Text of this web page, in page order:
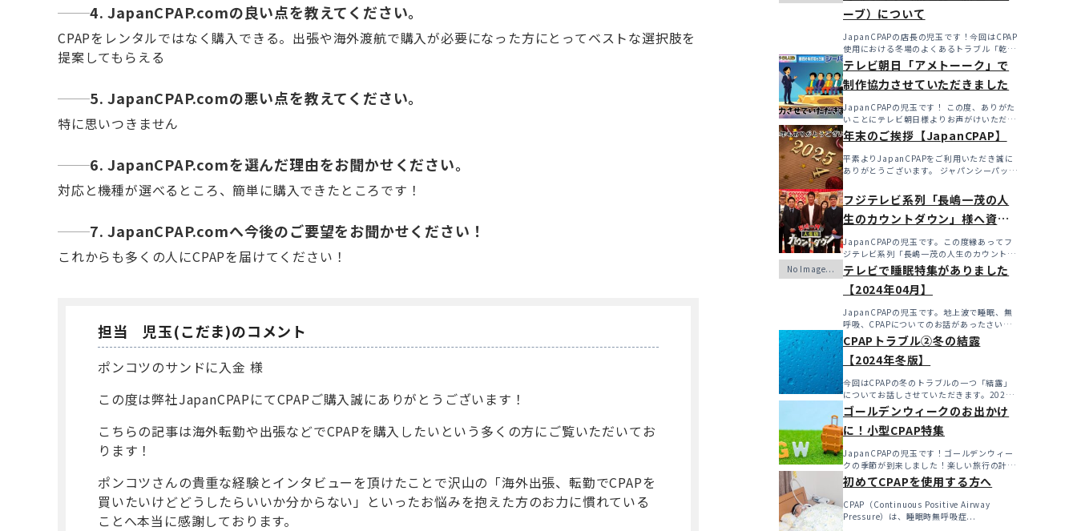
4. JapanCPAP.comの良い点を教えてください。
CPAPをレンタルではなく購入できる。出張や海外渡航で購入が必要になった方にとってベストな選択肢を
提案してもらえる
5. JapanCPAP.comの悪い点を教えてください。
特に思いつきません
6. JapanCPAP.comを選んだ理由をお聞かせください。
対応と機種が選べるところ、簡単に購入できたところです！
7. JapanCPAP.comへ今後のご要望をお聞かせください！
これからも多くの人にCPAPを届けてください！
担当 児玉(こだま)のコメント
ポンコツのサンドに入金 様
この度は弊社JapanCPAPにてCPAPご購入誠にありがとうございます！
こちらの記事は海外転勤や出張などでCPAPを購入したいという多くの方にご覧いただいてお
ります！
ポンコツさんの貴重な経験とインタビューを頂けたことで沢山の「海外出張、転勤でCPAPを
買いたいけどどうしたらいいか分からない」といったお悩みを抱えた方のお力に慣れている
ことへ本当に感謝しております。
ーブ）について
JapanCPAPの店長の児玉です！今回はCPAP
使用における冬場のよくあるトラブル「乾
燥・寒さ・結...
テレビ朝日「アメトーーク」で
制作協力させていただきました
JapanCPAPの児玉です！ この度、ありがた
いことにテレビ朝日様よりお声がけいただき
アメト...
年末のご挨拶【JapanCPAP】
平素よりJapanCPAPをご利用いただき誠に
ありがとうございます。 ジャパンシーパップ
フジテレビ系列「長嶋一茂の人
生のカウントダウン」様へ資料
を提供させていただきました！
JapanCPAPの児玉です。この度縁あってフ
ジテレビ系列「長嶋一茂の人生のカウントダ
ウン」様へ資料...
テレビで睡眠特集がありました
【2024年04月】
JapanCPAPの児玉です。地上波で睡眠、無
呼吸、CPAPについてのお話があったさいに
こちらで更新...
CPAPトラブル②冬の結露
【2024年冬版】
今回はCPAPの冬のトラブルの一つ「結露」
についてお話しさせていただきます。2024
年も始まったばか...
ゴールデンウィークのお出かけ
に！小型CPAP特集
JapanCPAPの児玉です！ゴールデンウィー
クの季節が到来しました！楽しい旅行の計画
を立てたり、特...
初めてCPAPを使用する方へ
CPAP（Continuous Positive Airway
Pressure）は、睡眠時無呼吸症...